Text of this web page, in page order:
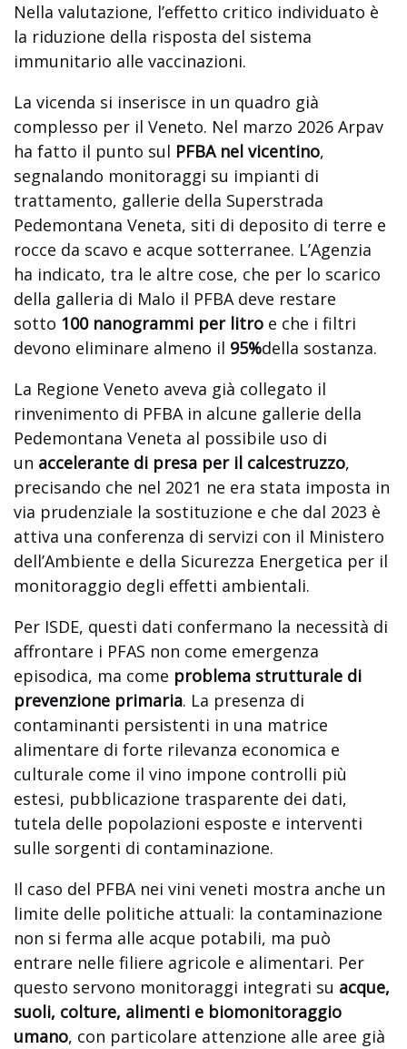
Nella valutazione, l’effetto critico individuato è
la riduzione della risposta del sistema
immunitario alle vaccinazioni.
La vicenda si inserisce in un quadro già
complesso per il Veneto. Nel marzo 2026 Arpav
ha fatto il punto sul PFBA nel vicentino,
segnalando monitoraggi su impianti di
trattamento, gallerie della Superstrada
Pedemontana Veneta, siti di deposito di terre e
rocce da scavo e acque sotterranee. L’Agenzia
ha indicato, tra le altre cose, che per lo scarico
della galleria di Malo il PFBA deve restare
sotto 100 nanogrammi per litro e che i filtri
devono eliminare almeno il 95%della sostanza.
La Regione Veneto aveva già collegato il
rinvenimento di PFBA in alcune gallerie della
Pedemontana Veneta al possibile uso di
un accelerante di presa per il calcestruzzo,
precisando che nel 2021 ne era stata imposta in
via prudenziale la sostituzione e che dal 2023 è
attiva una conferenza di servizi con il Ministero
dell’Ambiente e della Sicurezza Energetica per il
monitoraggio degli effetti ambientali.
Per ISDE, questi dati confermano la necessità di
affrontare i PFAS non come emergenza
episodica, ma come problema strutturale di
prevenzione primaria. La presenza di
contaminanti persistenti in una matrice
alimentare di forte rilevanza economica e
culturale come il vino impone controlli più
estesi, pubblicazione trasparente dei dati,
tutela delle popolazioni esposte e interventi
sulle sorgenti di contaminazione.
Il caso del PFBA nei vini veneti mostra anche un
limite delle politiche attuali: la contaminazione
non si ferma alle acque potabili, ma può
entrare nelle filiere agricole e alimentari. Per
questo servono monitoraggi integrati su acque,
suoli, colture, alimenti e biomonitoraggio
umano, con particolare attenzione alle aree già